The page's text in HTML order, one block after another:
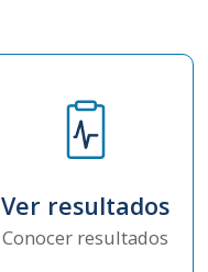
Ver resultados
Conocer resultados